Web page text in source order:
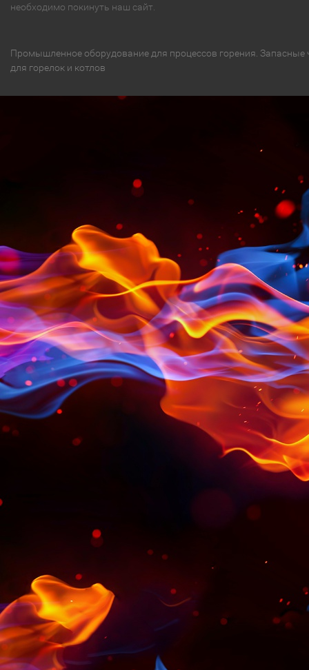
необходимо покинуть наш сайт.
Промышленное оборудование для процессов горения. Запасные
для горелок и котлов